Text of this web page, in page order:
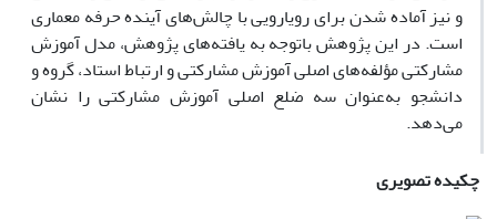
و نیز آماده شدن برای رویارویی با چالش‌های آینده حرفه معماری
است. در این پژوهش باتوجه به یافته‌های پژوهش، مدل آموزش
مشارکتی مؤلفه‌های اصلی آموزش مشارکتی و ارتباط استاد، گروه و
دانشجو به‌عنوان سه ضلع اصلی آموزش مشارکتی را نشان
می‌دهد.
چکیده تصویری